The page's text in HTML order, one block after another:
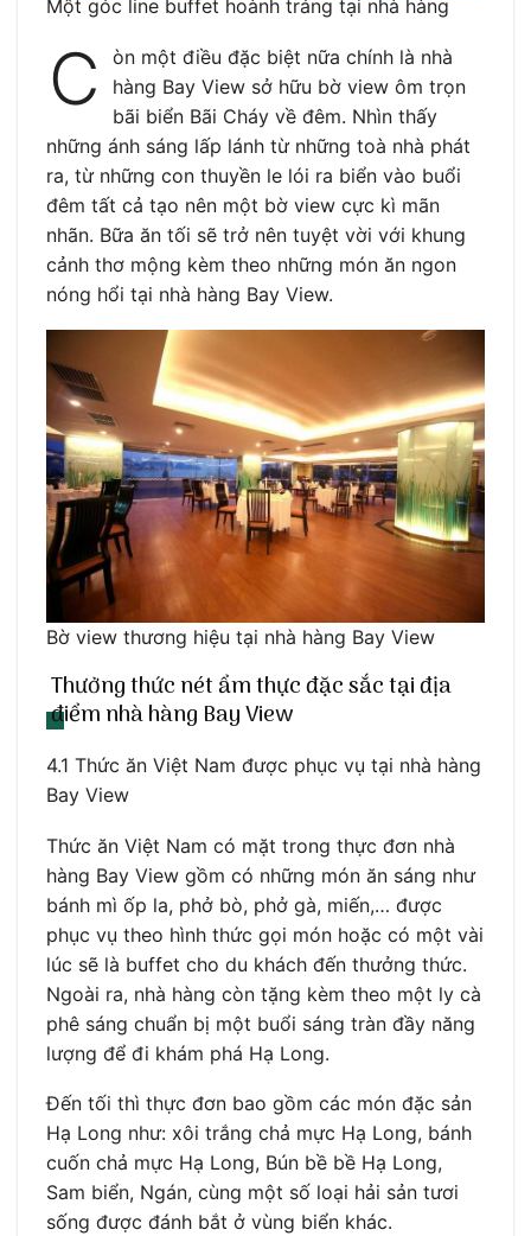
Một góc line buffet hoành tráng tại nhà hàng
C
òn một điều đặc biệt nữa chính là nhà
hàng Bay View sở hữu bờ view ôm trọn
bãi biển Bãi Cháy về đêm. Nhìn thấy
những ánh sáng lấp lánh từ những toà nhà phát
ra, từ những con thuyền le lói ra biển vào buổi
đêm tất cả tạo nên một bờ view cực kì mãn
nhãn. Bữa ăn tối sẽ trở nên tuyệt vời với khung
cảnh thơ mộng kèm theo những món ăn ngon
nóng hổi tại nhà hàng Bay View.
Bờ view thương hiệu tại nhà hàng Bay View
Thưởng thức nét ẩm thực đặc sắc tại địa
điểm nhà hàng Bay View
4.1 Thức ăn Việt Nam được phục vụ tại nhà hàng
Bay View
Thức ăn Việt Nam có mặt trong thực đơn nhà
hàng Bay View gồm có những món ăn sáng như
bánh mì ốp la, phở bò, phở gà, miến,… được
phục vụ theo hình thức gọi món hoặc có một vài
lúc sẽ là buffet cho du khách đến thưởng thức.
Ngoài ra, nhà hàng còn tặng kèm theo một ly cà
phê sáng chuẩn bị một buổi sáng tràn đầy năng
lượng để đi khám phá Hạ Long.
Đến tối thì thực đơn bao gồm các món đặc sản
Hạ Long như: xôi trắng chả mực Hạ Long, bánh
cuốn chả mực Hạ Long, Bún bề bề Hạ Long,
Sam biển, Ngán, cùng một số loại hải sản tươi
sống được đánh bắt ở vùng biển khác.